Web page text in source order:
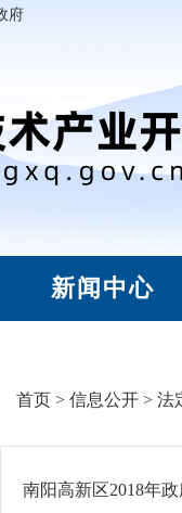
府
新闻中心
首页 > 信息公开 > 法
南阳高新区2018年